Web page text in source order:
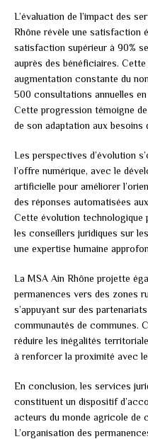
L’évaluation de l’impact des
Rhône révèle une satisfaction
satisfaction supérieur à 90%
auprès des bénéficiaires.
augmentation constante du
500 consultations annuelles
Cette progression témoigne
de son adaptation aux besoins
Les perspectives d’évolution
l’offre numérique, avec le
artificielle pour améliorer
des réponses automatisées
Cette évolution technologique
les conseillers juridiques sur
une expertise humaine
La MSA Ain Rhône projette
permanences vers des zones
s’appuyant sur des
communautés de communes.
réduire les inégalités
à renforcer la proximité avec
En conclusion, les services
constituent un dispositif
acteurs du monde agricole de
L’organisation des